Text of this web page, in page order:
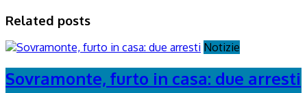
Related posts
Notizie
Sovramonte, furto in casa: due arresti